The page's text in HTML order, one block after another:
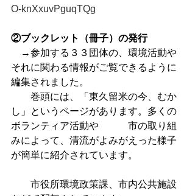
O-knXxuvPguqTQg
②ブックレット（冊子）の発行
→参加する３３団体の、環境活動や
それに関わる情報がご覧できるように
編集されました。
巻頭には、「東久留米の今、むか
し」というページがあります。多くの
ボランティア活動や　　　市の取り組
みによって、清流がよみがえった様子
が簡単に紹介されています。
市役所環境政策課、市内公共施設